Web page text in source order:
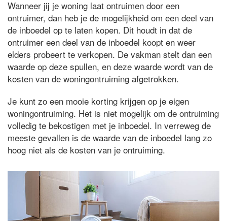
Wanneer jij je woning laat ontruimen door een
ontruimer, dan heb je de mogelijkheid om een deel van
de inboedel op te laten kopen. Dit houdt in dat de
ontruimer een deel van de inboedel koopt en weer
elders probeert te verkopen. De vakman stelt dan een
waarde op deze spullen, en deze waarde wordt van de
kosten van de woningontruiming afgetrokken.
Je kunt zo een mooie korting krijgen op je eigen
woningontruiming. Het is niet mogelijk om de ontruiming
volledig te bekostigen met je inboedel. In verreweg de
meeste gevallen is de waarde van de inboedel lang zo
hoog niet als de kosten van je ontruiming.